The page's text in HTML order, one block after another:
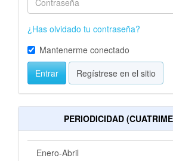
¿Has olvidado tu contraseña?
Mantenerme conectado
Entrar
Regístrese en el sitio
PERIODICIDAD
Enero-Abril